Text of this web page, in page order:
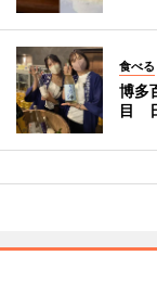
食べる
博多
目